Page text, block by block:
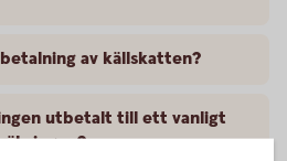
av källskatten?
utbetalt till ett vanligt